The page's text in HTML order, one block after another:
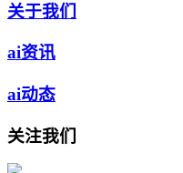
关于我们
ai资讯
ai动态
关注我们